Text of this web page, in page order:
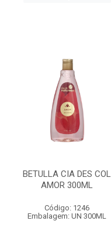
BETULLA CIA DES COL
AMOR 300ML
Código: 1246
Embalagem: UN 300ML